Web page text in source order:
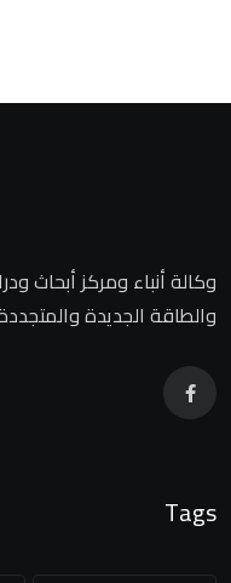
وكالة أنباء ومركز أبحاث
والطاقة الجديدة
Tags